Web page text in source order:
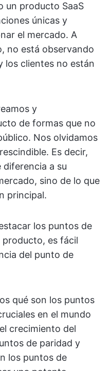
un producto SaaS
únicas y
el mercado. A
no está observando
los clientes no están
y
de formas que no
Nos olvidamos
Es decir,
a su
sino de lo que
principal.
los puntos de
producto, es fácil
del punto de
qué son los puntos
en el mundo
crecimiento del
de paridad y
los puntos de